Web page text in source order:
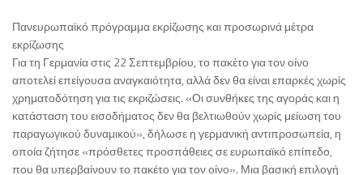
Πανευρωπαϊκό πρόγραμμα εκρίζωσης και προσωρινά μέτρα
εκρίζωσης
Για τη Γερμανία στις 22 Σεπτεμβρίου, το πακέτο για τον οίνο
αποτελεί επείγουσα αναγκαιότητα, αλλά δεν θα είναι επαρκές χωρίς
χρηματοδότηση για τις εκριζώσεις. «Οι συνθήκες της αγοράς και η
κατάσταση του εισοδήματος δεν θα βελτιωθούν χωρίς μείωση του
παραγωγικού δυναμικού», δήλωσε η γερμανική αντιπροσωπεία, η
οποία ζήτησε «πρόσθετες προσπάθειες σε ευρωπαϊκό επίπεδο,
που θα υπερβαίνουν το πακέτο για τον οίνο». Μια βασική επιλογή